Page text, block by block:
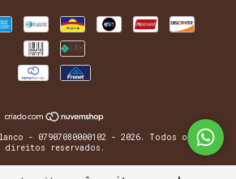
- 07907080000102 - 2026. Todos os
direitos reservados.